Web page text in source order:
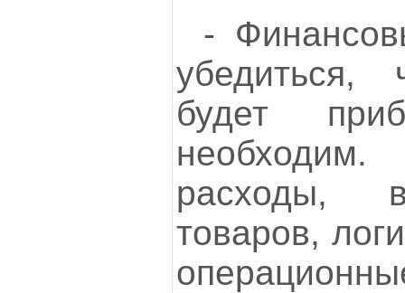
-
будет
расходы,
товаров,